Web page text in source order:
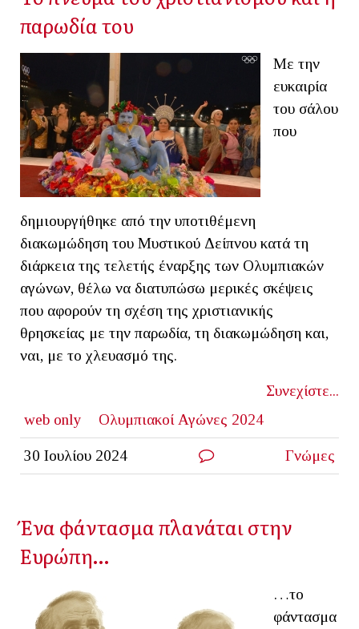
παρωδία του
Με την
ευκαιρία
του σάλου
που
δημιουργήθηκε από την υποτιθέμενη
διακωμώδηση του Mυστικού Δείπνου κατά τη
διάρκεια της τελετής έναρξης των Ολυμπιακών
αγώνων, θέλω να διατυπώσω μερικές σκέψεις
που αφορούν τη σχέση της χριστιανικής
θρησκείας με την παρωδία, τη διακωμώδηση και,
ναι, με το χλευασμό της.
Συνεχίστε...
web only
Ολυμπιακοί Αγώνες 2024
30 Ιουλίου 2024 Γνώμες
Ένα φάντασμα πλανάται στην
Ευρώπη…
…το
φάντασμα